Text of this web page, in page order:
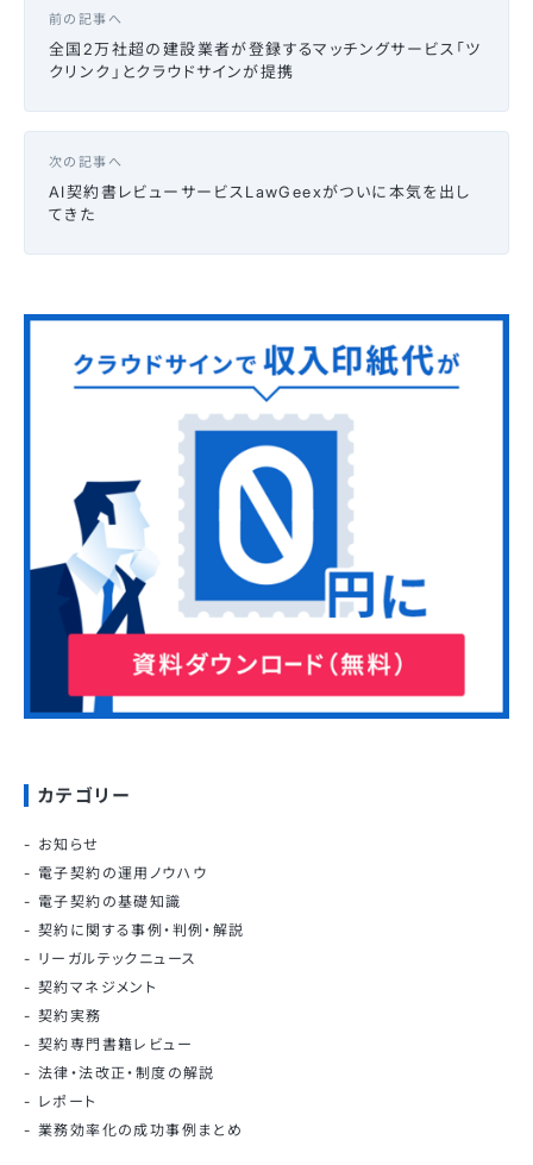
前の記事へ
全国2万社超の建設業者が登録するマッチングサービス「ツ
クリンク」とクラウドサインが提携
次の記事へ
AI契約書レビューサービスLawGeexがついに本気を出し
てきた
カテゴリー
お知らせ
電子契約の運用ノウハウ
電子契約の基礎知識
契約に関する事例・判例・解説
リーガルテックニュース
契約マネジメント
契約実務
契約専門書籍レビュー
法律・法改正・制度の解説
レポート
業務効率化の成功事例まとめ